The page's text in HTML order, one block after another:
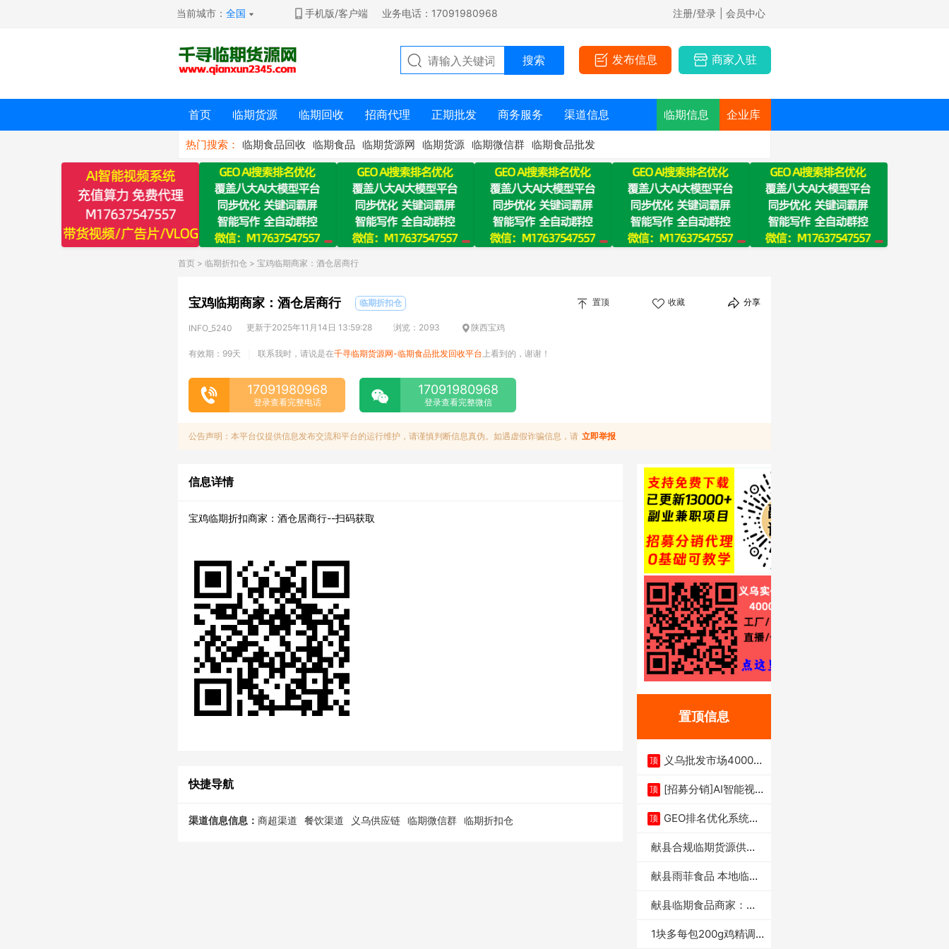
当前城市：全国 手机版/客户端 业务电话：17091980968 注册/登录 | 会员中心
发布信息 商家入驻
首页 临期货源 临期回收 招商代理 正期批发 商务服务 渠道信息 临期信息 企业库
热门搜索： 临期食品回收 临期食品 临期货源网 临期货源 临期微信群 临期食品批发
首页 > 临期折扣仓 > 宝鸡临期商家：酒仓居商行
宝鸡临期商家：酒仓居商行 临期折扣仓 置顶 收藏 分享
INFO_5240 更新于2025年11月14日 13:59:28 浏览：2093 陕西宝鸡
有效期：99天 联系我时，请说是在千寻临期货源网-临期食品批发回收平台 上看到的，谢谢！
17091980968
登录查看完整电话
17091980968
登录查看完整微信
公告声明：本平台仅提供信息发布交流和平台的运行维护，请谨慎判断信息真伪。如遇虚假诈骗信息，请 立即举报
信息详情
宝鸡临期折扣商家：酒仓居商行--扫码获取
快捷导航
渠道信息信息： 商超渠道 餐饮渠道 义乌供应链 临期微信群 临期折扣仓
置顶信息
顶
义乌批发市场4000多
顶 [招募分销]AI智能视
顶 GEO排名优化系统+A
献县合规临期货源供货
献县雨菲食品 本地临期
献县临期食品商家：献
1块多每包200g鸡精调